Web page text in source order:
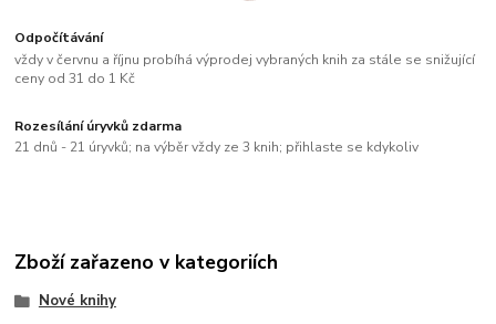
Odpočítávání
vždy v červnu a říjnu probíhá výprodej vybraných knih za stále se snižující
ceny od 31 do 1 Kč
Rozesílání úryvků zdarma
21 dnů - 21 úryvků; na výběr vždy ze 3 knih; přihlaste se kdykoliv
Zboží zařazeno v kategoriích
Nové knihy